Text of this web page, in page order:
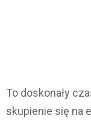
To doskonały
skupienie się na